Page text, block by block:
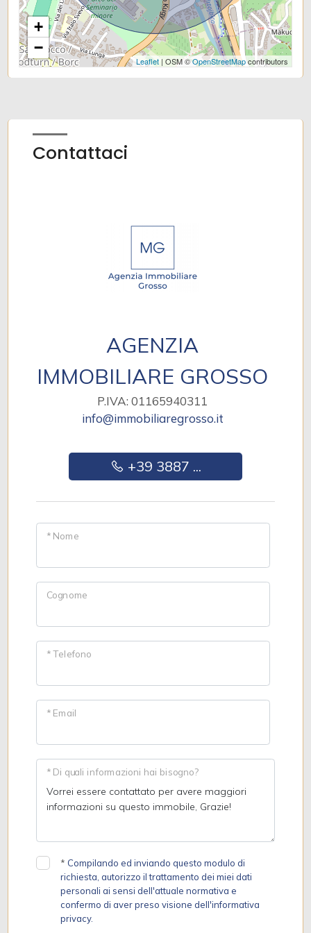
Uffici comunali
+
−
Leaflet| OSM ©OpenStreetMapcontributors
Contattaci
AGENZIA
IMMOBILIARE GROSSO
P.IVA: 01165940311
info@immobiliaregrosso.it
+39 3887 ...
* Nome
Cognome
* Telefono
* Email
* Di quali informazioni hai bisogno?
* Compilando ed inviando questo modulo di
richiesta, autorizzo il trattamento dei miei dati
personali ai sensi dell'attuale normativa e
confermo di aver preso visione dell'informativa
privacy.